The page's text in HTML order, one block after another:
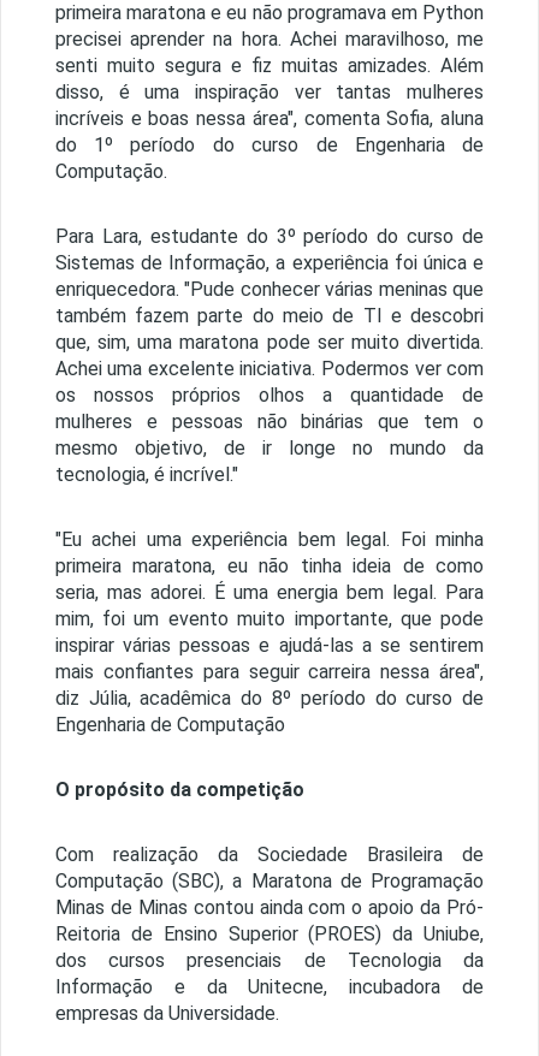
primeira maratona e eu não programava em Python
precisei aprender na hora. Achei maravilhoso, me
senti muito segura e fiz muitas amizades. Além
disso, é uma inspiração ver tantas mulheres
incríveis e boas nessa área", comenta Sofia, aluna
do 1º período do curso de Engenharia de
Computação.
Para Lara, estudante do 3º período do curso de
Sistemas de Informação, a experiência foi única e
enriquecedora. "Pude conhecer várias meninas que
também fazem parte do meio de TI e descobri
que, sim, uma maratona pode ser muito divertida.
Achei uma excelente iniciativa. Podermos ver com
os nossos próprios olhos a quantidade de
mulheres e pessoas não binárias que tem o
mesmo objetivo, de ir longe no mundo da
tecnologia, é incrível."
"Eu achei uma experiência bem legal. Foi minha
primeira maratona, eu não tinha ideia de como
seria, mas adorei. É uma energia bem legal. Para
mim, foi um evento muito importante, que pode
inspirar várias pessoas e ajudá-las a se sentirem
mais confiantes para seguir carreira nessa área",
diz Júlia, acadêmica do 8º período do curso de
Engenharia de Computação
O propósito da competição
Com realização da Sociedade Brasileira de
Computação (SBC), a Maratona de Programação
Minas de Minas contou ainda com o apoio da Pró-
Reitoria de Ensino Superior (PROES) da Uniube,
dos cursos presenciais de Tecnologia da
Informação e da Unitecne, incubadora de
empresas da Universidade.